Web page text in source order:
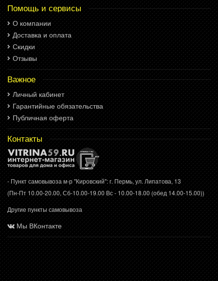
Помощь и сервисы
О компании
Доставка и оплата
Скидки
Отзывы
Важное
Личный кабинет
Гарантийные обязательства
Публичная оферта
Контакты
- Пункт самовывоза м-р "Кировский": г. Пермь, ул. Липатова, 13
(Пн-Пт 10.00-20.00, Сб-10.00-19.00 Вс - 10.00-18.00 (обед 14.00-15.00))
Другие пункты самовывоза
Мы ВКонтакте